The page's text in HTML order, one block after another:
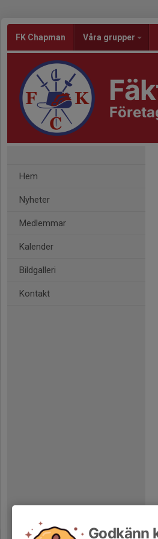
FK Chapman Våra grupper
Hem
Nyheter
Medlemmar
Kalender
Bildgalleri
Kontakt
Godkänn